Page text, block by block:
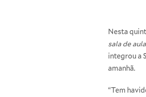
Nesta
sala de
integrou a
amanhã.
“Tem